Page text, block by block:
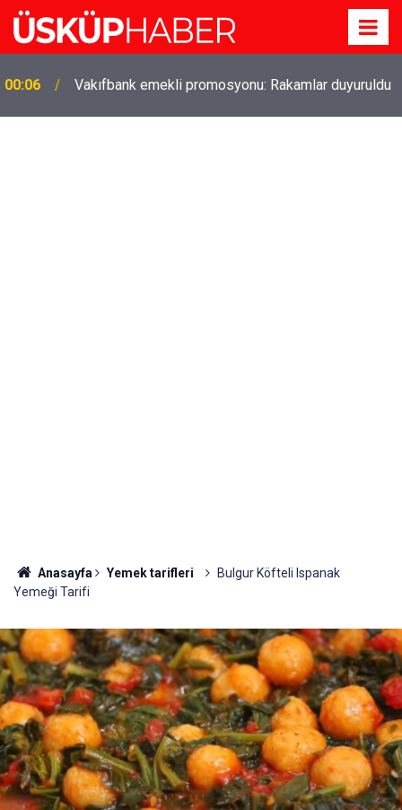
00:06 Vakıfbank emekli promosyonu: Rakamlar duyuruldu
19:21
Gözde oldu! Hem köy hem mahalle hayatı iç içe!
İzmir'deki doğal semt
Anasayfa Yemek tarifleri
Bulgur Köfteli Ispanak
Yemeği Tarifi